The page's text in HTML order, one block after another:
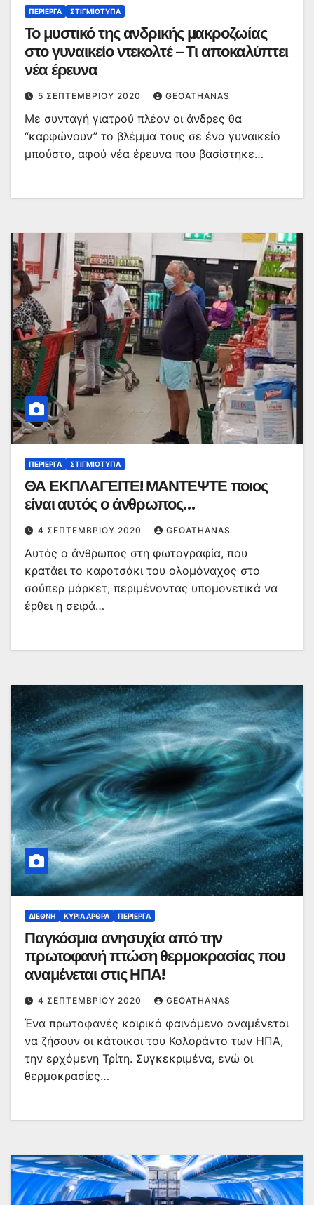
ΠΕΡΊΕΡΓΑ ΣΤΙΓΜΙΌΤΥΠΑ
Το μυστικό της ανδρικής μακροζωίας
στο γυναικείο ντεκολτέ – Τι αποκαλύπτει
νέα έρευνα
5 ΣΕΠΤΕΜΒΡΊΟΥ 2020 GEOATHANAS
Με συνταγή γιατρού πλέον οι άνδρες θα
“καρφώνουν” το βλέμμα τους σε ένα γυναικείο
μπούστο, αφού νέα έρευνα που βασίστηκε…
ΠΕΡΊΕΡΓΑ ΣΤΙΓΜΙΌΤΥΠΑ
ΘΑ ΕΚΠΛΑΓΕΙΤΕ! ΜΑΝΤΕΨΤΕ ποιος
είναι αυτός ο άνθρωπος…
4 ΣΕΠΤΕΜΒΡΊΟΥ 2020 GEOATHANAS
Αυτός ο άνθρωπος στη φωτογραφία, που
κρατάει το καροτσάκι του ολομόναχος στο
σούπερ μάρκετ, περιμένοντας υπομονετικά να
έρθει η σειρά…
ΔΙΕΘΝΉ ΚΥΡΙΑ ΑΡΘΡΑ ΠΕΡΊΕΡΓΑ
Παγκόσμια ανησυχία από την
πρωτοφανή πτώση θερμοκρασίας που
αναμένεται στις ΗΠΑ!
4 ΣΕΠΤΕΜΒΡΊΟΥ 2020 GEOATHANAS
Ένα πρωτοφανές καιρικό φαινόμενο αναμένεται
να ζήσουν οι κάτοικοι του Κολοράντο των ΗΠΑ,
την ερχόμενη Τρίτη. Συγκεκριμένα, ενώ οι
θερμοκρασίες…